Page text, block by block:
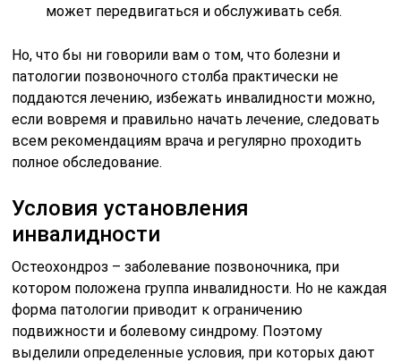
может передвигаться и обслуживать себя.
Но, что бы ни говорили вам о том, что болезни и
патологии позвоночного столба практически не
поддаются лечению, избежать инвалидности можно,
если вовремя и правильно начать лечение, следовать
всем рекомендациям врача и регулярно проходить
полное обследование.
Условия установления
инвалидности
Остеохондроз – заболевание позвоночника, при
котором положена группа инвалидности. Но не каждая
форма патологии приводит к ограничению
подвижности и болевому синдрому. Поэтому
выделили определенные условия, при которых дают